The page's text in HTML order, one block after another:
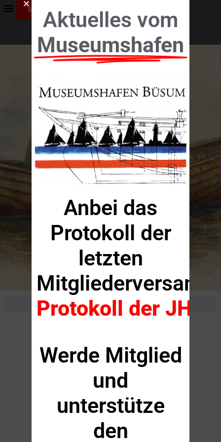
Mitglied werden!
Ruderrettungsboot
"JOSEPHINE"
Diese Seite ist
in Bearbeitung
Aktuelles vom
Museumshafen
Anbei das
Protokoll der
letzten
Protokoll der JHV
Werde Mitglied
und
unterstütze
den